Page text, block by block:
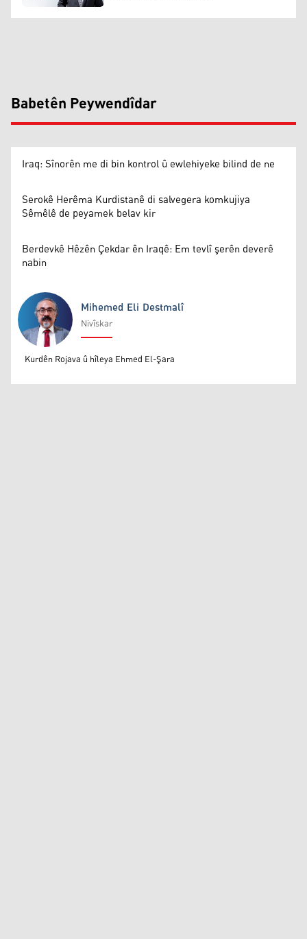
Babetên Peywendîdar
Iraq: Sînorên me di bin kontrol û ewlehiyeke bilind de ne
Serokê Herêma Kurdistanê di salvegera komkujiya
Sêmêlê de peyamek belav kir
Berdevkê Hêzên Çekdar ên Iraqê: Em tevlî şerên deverê
nabin
Mihemed Eli Destmalî
Mihemed Eli Destmalî
Nivîskar
Kurdên Rojava û hîleya Ehmed El-Şara